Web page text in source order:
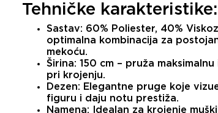
Tehničke karakteristike:
Sastav: 60% Poliester, 40%
optimalna kombinacija za
mekoću.
Širina: 150 cm – pruža
pri krojenju.
Dezen: Elegantne pruge koje
figuru i daju notu prestiža.
Namena: Idealan za krojenje